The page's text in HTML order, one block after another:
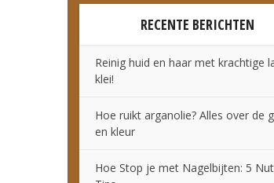
RECENTE BERICHTEN
Reinig huid en haar met krachtige
klei!
Hoe ruikt arganolie? Alles over de
en kleur
Hoe Stop je met Nagelbijten: 5